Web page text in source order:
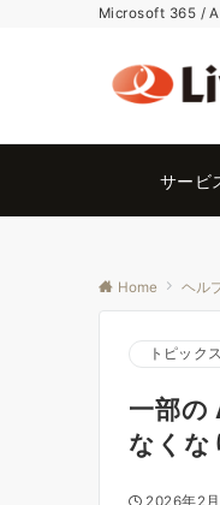
Microsoft 365 /
サービ
Home ヘル
トピックス
一部の
なくな
2026年2